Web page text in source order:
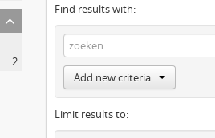
2
Find results with:
Add new criteria
Limit results to: